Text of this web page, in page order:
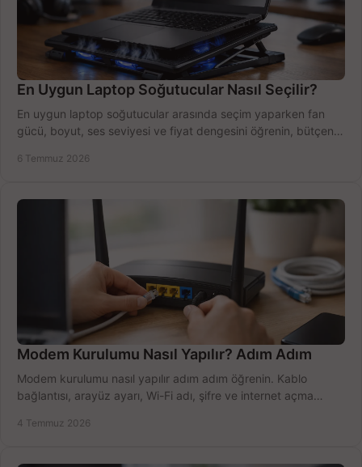
En Uygun Laptop Soğutucular Nasıl Seçilir?
En uygun laptop soğutucular arasında seçim yaparken fan
gücü, boyut, ses seviyesi ve fiyat dengesini öğrenin, bütçenizi
6 Temmuz 2026
Modem Kurulumu Nasıl Yapılır? Adım Adım
Modem kurulumu nasıl yapılır adım adım öğrenin. Kablo
bağlantısı, arayüz ayarı, Wi-Fi adı, şifre ve internet açma
4 Temmuz 2026